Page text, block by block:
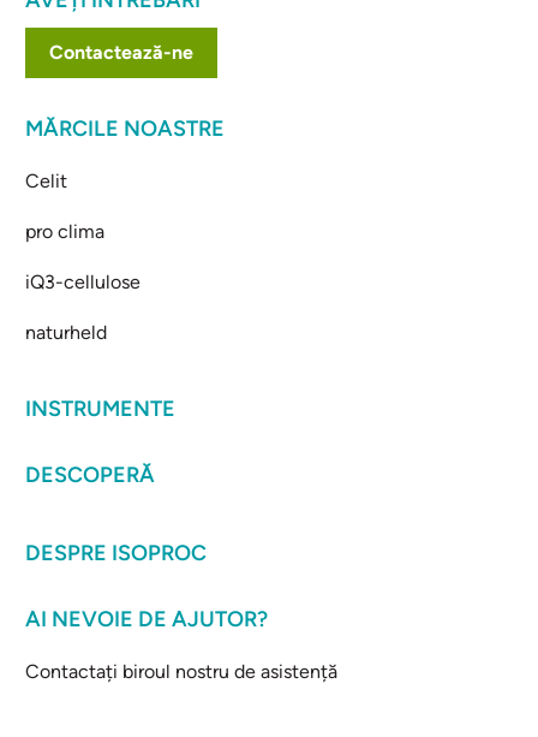
Contactează-ne
MĂRCILE NOASTRE
Celit
pro clima
iQ3-cellulose
naturheld
INSTRUMENTE
DESCOPERĂ
DESPRE ISOPROC
AI NEVOIE DE AJUTOR?
Contactați biroul nostru de asistență